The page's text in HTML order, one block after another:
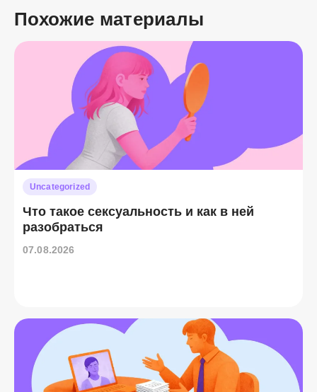
Похожие материалы
Uncategorized
Что такое сексуальность и как в ней
разобраться
07.08.2026